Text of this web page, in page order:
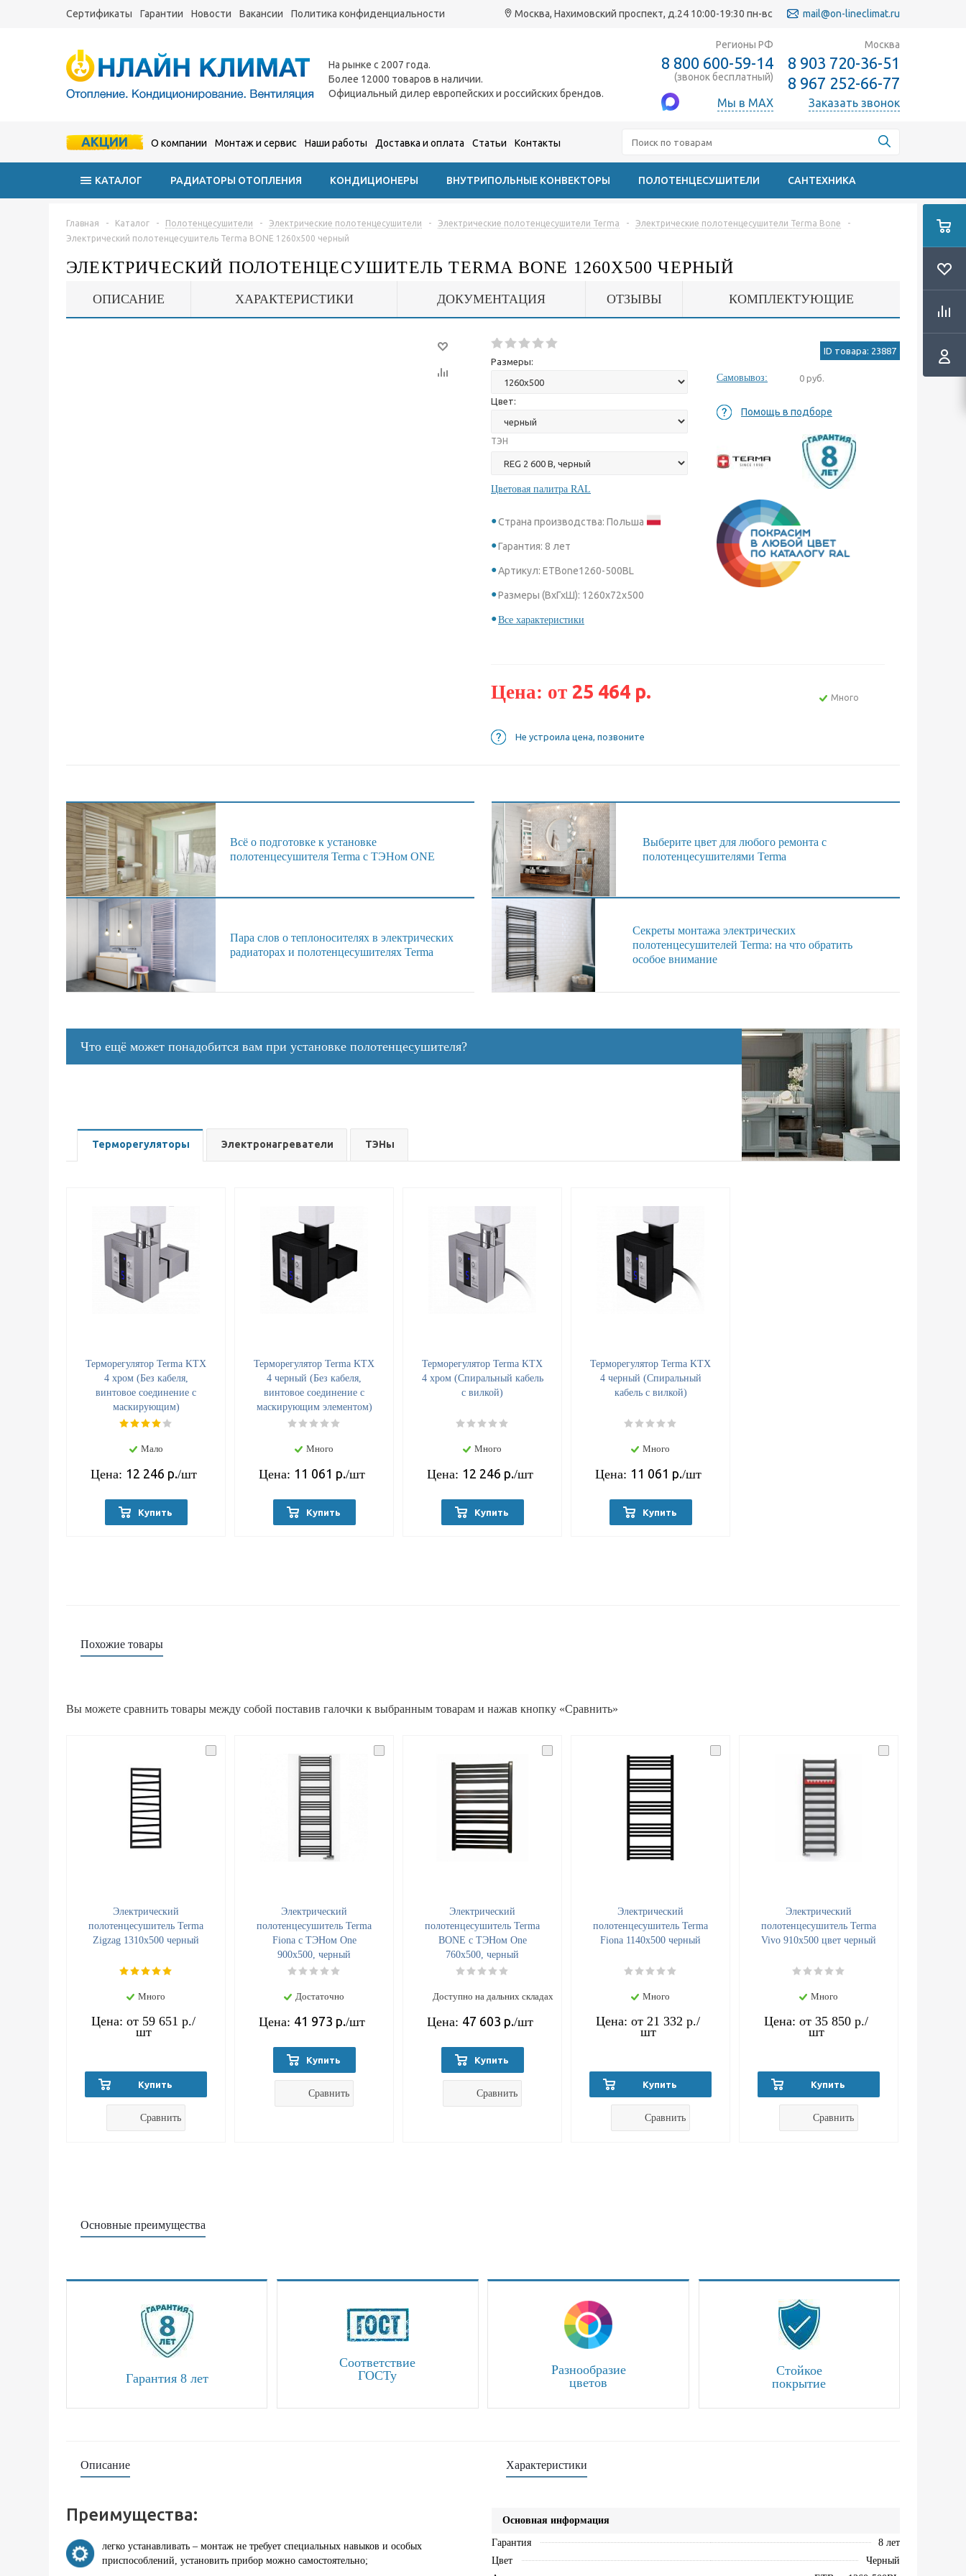
Сертификаты Гарантии Новости Вакансии Политика конфиденциальности Москва, Нахимовский проспект, д.24 10:00-19:30 пн-вс mail@on-lineclimat.ru
На рынке с 2007 года.
Более 12000 товаров в наличии.
Официальный дилер европейских и российских брендов.
Регионы РФ
8 800 600-59-14
(звонок бесплатный)
Мы в MAX
Москва
8 903 720-36-51
8 967 252-66-77
Заказать звонок
АКЦИИ О компании Монтаж и сервис Наши работы Доставка и оплата Статьи Контакты
КАТАЛОГ РАДИАТОРЫ ОТОПЛЕНИЯ КОНДИЦИОНЕРЫ ВНУТРИПОЛЬНЫЕ КОНВЕКТОРЫ ПОЛОТЕНЦЕСУШИТЕЛИ САНТЕХНИКА
Главная - Каталог - Полотенцесушители - Электрические полотенцесушители - Электрические полотенцесушители Terma - Электрические полотенцесушители Terma Bone
-
Электрический полотенцесушитель Terma BONE 1260x500 черный
ЭЛЕКТРИЧЕСКИЙ ПОЛОТЕНЦЕСУШИТЕЛЬ TERMA BONE 1260X500 ЧЕРНЫЙ
ОПИСАНИЕ ХАРАКТЕРИСТИКИ ДОКУМЕНТАЦИЯ ОТЗЫВЫ КОМПЛЕКТУЮЩИЕ
Размеры:
Цвет:
ТЭН
Цветовая палитра RAL
Страна производства: Польша
Гарантия: 8 лет
Артикул: ETBone1260-500BL
Размеры (ВхГхШ): 1260x72x500
Все характеристики
ID товара: 23887
Самовывоз: 0 руб.
Помощь в подборе
Цена: от 25 464 р. Много
Не устроила цена, позвоните
Всё о подготовке к установке
полотенцесушителя Terma с ТЭНом ONE
Выберите цвет для любого ремонта с
полотенцесушителями Terma
Пара слов о теплоносителях в электрических
радиаторах и полотенцесушителях Terma
Секреты монтажа электрических
полотенцесушителей Terma: на что обратить
особое внимание
Что ещё может понадобится вам при установке полотенцесушителя?
Терморегуляторы Электронагреватели ТЭНы
Терморегулятор Terma KTX
4 хром (Без кабеля,
винтовое соединение с
маскирующим)
Мало
Цена: 12 246 р./шт
Купить
Терморегулятор Terma KTX
4 черный (Без кабеля,
винтовое соединение с
маскирующим элементом)
Много
Цена: 11 061 р./шт
Купить
Терморегулятор Terma KTX
4 хром (Спиральный кабель
с вилкой)
Много
Цена: 12 246 р./шт
Купить
Терморегулятор Terma KTX
4 черный (Спиральный
кабель с вилкой)
Много
Цена: 11 061 р./шт
Купить
Похожие товары
Вы можете сравнить товары между собой поставив галочки к выбранным товарам и нажав кнопку «Сравнить»
Электрический
полотенцесушитель Terma
Zigzag 1310x500 черный
Много
Цена: от 59 651 р./
шт
Купить
Сравнить
Электрический
полотенцесушитель Terma
Fiona с ТЭНом One
900x500, черный
Достаточно
Цена: 41 973 р./шт
Купить
Сравнить
Электрический
полотенцесушитель Terma
BONE с ТЭНом One
760x500, черный
Доступно на дальних складах
Цена: 47 603 р./шт
Купить
Сравнить
Электрический
полотенцесушитель Terma
Fiona 1140x500 черный
Много
Цена: от 21 332 р./
шт
Купить
Сравнить
Электрический
полотенцесушитель Terma
Vivo 910х500 цвет черный
Много
Цена: от 35 850 р./
шт
Купить
Сравнить
Основные преимущества
Гарантия 8 лет
Соответствие
ГОСТу
Разнообразие
цветов
Стойкое
покрытие
Описание
Преимущества:
легко устанавливать – монтаж не требует специальных навыков и особых
приспособлений, установить прибор можно самостоятельно;
Характеристики
Основная информация
Гарантия
8 лет
Цвет
Черный